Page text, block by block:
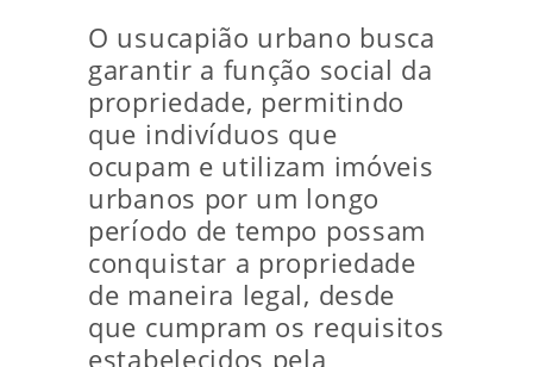
O usucapião urbano busca
garantir a função social da
propriedade, permitindo
que indivíduos que
ocupam e utilizam imóveis
urbanos por um longo
período de tempo possam
conquistar a propriedade
de maneira legal, desde
que cumpram os requisitos
estabelecidos pela